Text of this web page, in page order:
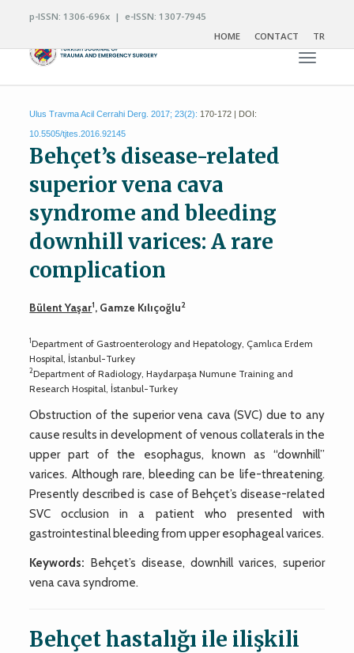
p-ISSN: 1306-696x | e-ISSN: 1307-7945
HOME
CONTACT TR
Toggle
Ulus Travma Acil Cerrahi Derg. 2017; 23(2): 170-172 | DOI:
10.5505/tjtes.2016.92145
Behçet’s disease-related
superior vena cava
syndrome and bleeding
downhill varices: A rare
complication
Bülent Yaşar1, Gamze Kılıçoğlu2
1Department of Gastroenterology and Hepatology, Çamlıca Erdem
Hospital, İstanbul-Turkey
2Department of Radiology, Haydarpaşa Numune Training and
Research Hospital, İstanbul-Turkey
Obstruction of the superior vena cava (SVC) due to any
cause results in development of venous collaterals in the
upper part of the esophagus, known as “downhill”
varices. Although rare, bleeding can be life-threatening.
Presently described is case of Behçet’s disease-related
SVC occlusion in a patient who presented with
gastrointestinal bleeding from upper esophageal varices.
Keywords: Behçet’s disease, downhill varices, superior
vena cava syndrome.
Behçet hastalığı ile ilişkili